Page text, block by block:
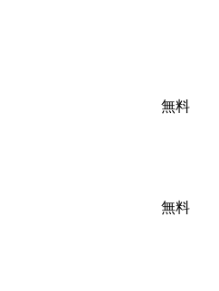
無料
無料